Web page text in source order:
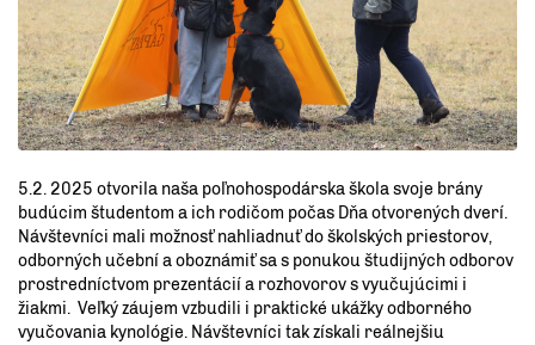
5.2. 2025 otvorila naša poľnohospodárska škola svoje brány
budúcim študentom a ich rodičom počas Dňa otvorených dverí.
Návštevníci mali možnosť nahliadnuť do školských priestorov,
odborných učební a oboznámiť sa s ponukou študijných odborov
prostredníctvom prezentácií a rozhovorov s vyučujúcimi i
žiakmi. Veľký záujem vzbudili i praktické ukážky odborného
vyučovania kynológie. Návštevníci tak získali reálnejšiu